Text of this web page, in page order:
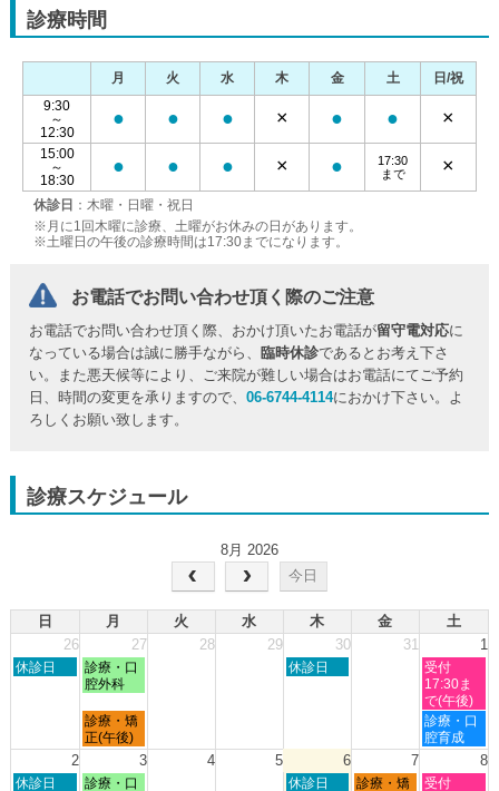
診療時間
休診日 ：木曜・日曜・祝日
※月に1回木曜に診療、土曜がお休みの日があります。
※土曜日の午後の診療時間は17:30までになります。
月 火 水 木 金 土
日/祝
9:30
～
12:30
● ● ● × ● ● ×
15:00
～
18:30
● ● ● × ●
17:30
まで
×
お電話でお問い合わせ頂く際のご注意
お電話でお問い合わせ頂く際、おかけ頂いたお電話が留守電対応に
なっている場合は誠に勝手ながら、
臨時休診であるとお考え下さ
い。また悪天候等により、ご来院が難しい場合はお電話にてご予約
日、時間の変更を承りますので、06-6744-4114におかけ下さい。よ
ろしくお願い致します。
診療スケジュール
8月 2026
今日
日 月 火 水 木 金
土
26
27 28 29 30 31 1
日
26th
休診日
月
曜
7
月
27th
診療・口
腔外科
木
30th
休診日
土
曜
日,
8
月
1st
受付
17:30ま
で(午後)
月
曜
日,
月
診療・矯
正(午後)
土
曜
日,
月
診療・口
腔育成
2 3 4 5 6 7 8
日
休診日
月
診療・口
木
休診日
金
診療・矯
土
受付